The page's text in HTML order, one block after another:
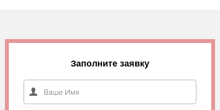
Заполните заявку